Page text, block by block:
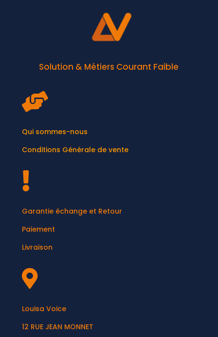
Solution & Métiers Courant Faible

Qui sommes-nous
Conditions Générale de vente

Garantie échange et Retour
Paiement
Livraison

Louisa Voice
12 RUE JEAN MONNET